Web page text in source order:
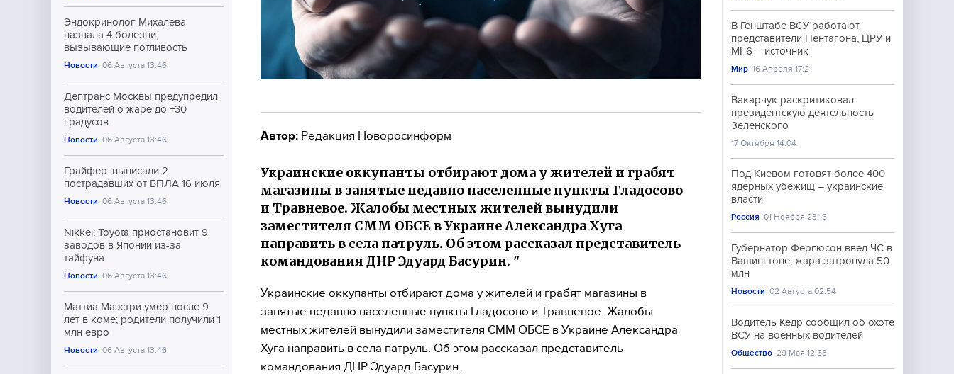
Эндокринолог Михалева
назвала 4 болезни,
вызывающие потливость
Новости 06 Августа 13:46
Дептранс Москвы предупредил
водителей о жаре до +30
градусов
Новости 06 Августа 13:46
Грайфер: выписали 2
пострадавших от БПЛА 16 июля
Новости 06 Августа 13:46
Nikkei: Toyota приостановит 9
заводов в Японии из-за
тайфуна
Новости 06 Августа 13:46
Маттиа Маэстри умер после 9
лет в коме; родители получили 1
млн евро
Новости 06 Августа 13:46
Автор: Редакция Новоросинформ
Украинские оккупанты отбирают дома у жителей и грабят
магазины в занятые недавно населенные пункты Гладосово
и Травневое. Жалобы местных жителей вынудили
заместителя СММ ОБСЕ в Украине Александра Хуга
направить в села патруль. Об этом рассказал представитель
командования ДНР Эдуард Басурин. "
Украинские оккупанты отбирают дома у жителей и грабят магазины в
занятые недавно населенные пункты Гладосово и Травневое. Жалобы
местных жителей вынудили заместителя СММ ОБСЕ в Украине Александра
Хуга направить в села патруль. Об этом рассказал представитель
командования ДНР Эдуард Басурин.
В Генштабе ВСУ работают
представители Пентагона, ЦРУ и
МI-6 – источник
Мир 16 Апреля 17:21
Вакарчук раскритиковал
президентскую деятельность
Зеленского
17 Октября 14:04
Под Киевом готовят более 400
ядерных убежищ – украинские
власти
Россия 01 Ноября 23:15
Губернатор Фергюсон ввел ЧС в
Вашингтоне, жара затронула 50
млн
Новости 02 Августа 02:54
Водитель Кедр сообщил об охоте
ВСУ на военных водителей
Общество 29 Мая 12:53